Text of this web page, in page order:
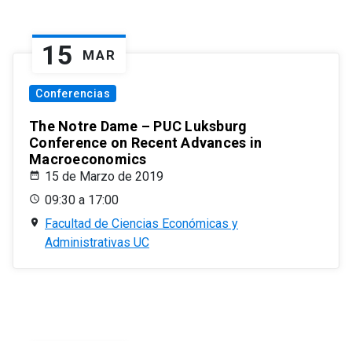
15 MAR
Conferencias
The Notre Dame – PUC Luksburg
Conference on Recent Advances in
Macroeconomics
15 de Marzo de 2019
09:30 a 17:00
Facultad de Ciencias Económicas y
Administrativas UC